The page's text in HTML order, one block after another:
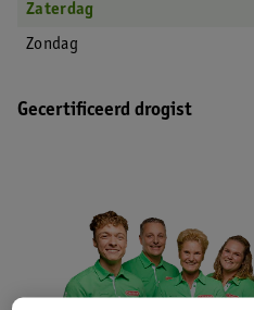
Zaterdag
Zondag
Gecertificeerd drogist